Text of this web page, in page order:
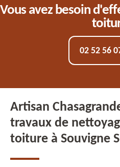
Vous avez besoin
02 52 56
Artisan
travaux de
toiture à Souvigne